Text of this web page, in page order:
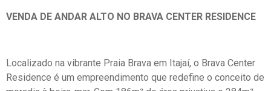
VENDA DE ANDAR ALTO NO BRAVA CENTER RESIDENCE
Localizado na vibrante Praia Brava em Itajaí, o Brava Center
Residence é um empreendimento que redefine o conceito de